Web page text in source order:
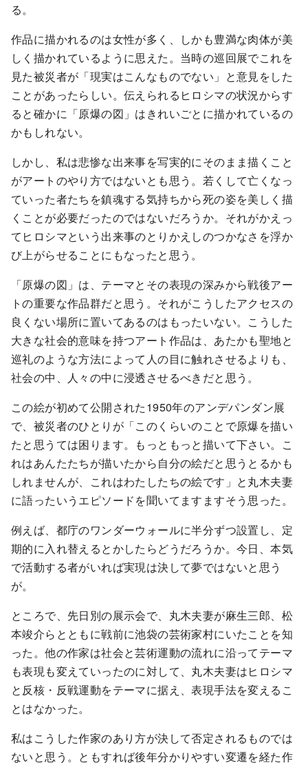
る。
作品に描かれるのは女性が多く、しかも豊満な肉体が美
しく描かれているように思えた。当時の巡回展でこれを
見た被災者が「現実はこんなものでない」と意見をした
ことがあったらしい。伝えられるヒロシマの状況からす
ると確かに「原爆の図」はきれいごとに描かれているの
かもしれない。
しかし、私は悲惨な出来事を写実的にそのまま描くこと
がアートのやり方ではないとも思う。若くして亡くなっ
ていった者たちを鎮魂する気持ちから死の姿を美しく描
くことが必要だったのではないだろうか。それがかえっ
てヒロシマという出来事のとりかえしのつかなさを浮か
び上がらせることにもなったと思う。
「原爆の図」は、テーマとその表現の深みから戦後アー
トの重要な作品群だと思う。それがこうしたアクセスの
良くない場所に置いてあるのはもったいない。こうした
大きな社会的意味を持つアート作品は、あたかも聖地と
巡礼のような方法によって人の目に触れさせるよりも、
社会の中、人々の中に浸透させるべきだと思う。
この絵が初めて公開された1950年のアンデパンダン展
で、被災者のひとりが「このくらいのことで原爆を描い
たと思うては困ります。もっともっと描いて下さい。こ
れはあんたたちが描いたから自分の絵だと思うとるかも
しれませんが、これはわたしたちの絵です」と丸木夫妻
に語ったいうエピソードを聞いてますますそう思った。
例えば、都庁のワンダーウォールに半分ずつ設置し、定
期的に入れ替えるとかしたらどうだろうか。今日、本気
で活動する者がいれば実現は決して夢ではないと思う
が。
ところで、先日別の展示会で、丸木夫妻が麻生三郎、松
本竣介らとともに戦前に池袋の芸術家村にいたことを知
った。他の作家は社会と芸術運動の流れに沿ってテーマ
も表現も変えていったのに対して、丸木夫妻はヒロシマ
と反核・反戦運動をテーマに据え、表現手法を変えるこ
とはなかった。
私はこうした作家のあり方が決して否定されるものでは
ないと思う。ともすれば後年分かりやすい変遷を経た作